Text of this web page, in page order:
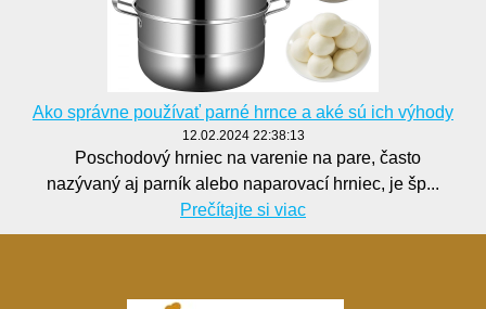
Ako správne používať parné hrnce a aké sú ich výhody
12.02.2024 22:38:13
Poschodový hrniec na varenie na pare, často
nazývaný aj parník alebo naparovací hrniec, je šp...
Prečítajte si viac